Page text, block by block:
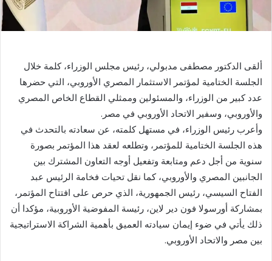
ألقى الدكتور مصطفى مدبولي، رئيس مجلس الوزراء، كلمة خلال
الجلسة الختامية لمؤتمر الاستثمار المصري الأوروبي، التي حضرها
عدد كبير من الوزراء، والمسئولين وممثلي القطاع الخاص المصري
والأوروبي، وسفير الاتحاد الأوروبي في مصر.
وأعرب رئيس الوزراء، في مستهل كلمته، عن سعادته بالتحدث في
هذه الجلسة الختامية للمؤتمر، وتطلعه لعقد هذا المؤتمر بصورة
سنوية من أجل دعم ومتابعة وتفعيل أوجه التعاون المشترك بين
الجانبين المصري والأوروبي، كما نقل تحيات فخامة الرئيس عبد
الفتاح السيسي، رئيس الجمهورية، الذي حرص على افتتاح المؤتمر،
بمشاركة أورسولا فون دير لاين، رئيسة المفوضية الأوروبية، مؤكدا أن
ذلك يأتي في ضوء إيمان سيادته العميق بأهمية الشراكة الاستراتيجية
بين مصر والاتحاد الأوروبي.